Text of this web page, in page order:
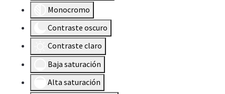
Monocromo
Contraste oscuro
Contraste claro
Baja saturación
Alta saturación